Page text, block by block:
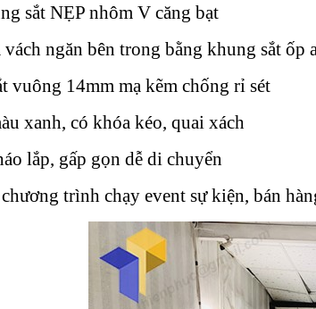
sắt NẸP nhôm V căng bạt
ngăn bên trong bằng khung sắt ốp
14mm mạ kẽm chống rỉ sét
xanh, có khóa kéo, quai xách
lắp, gấp gọn dễ di chuyển
trình chạy event sự kiện, bán